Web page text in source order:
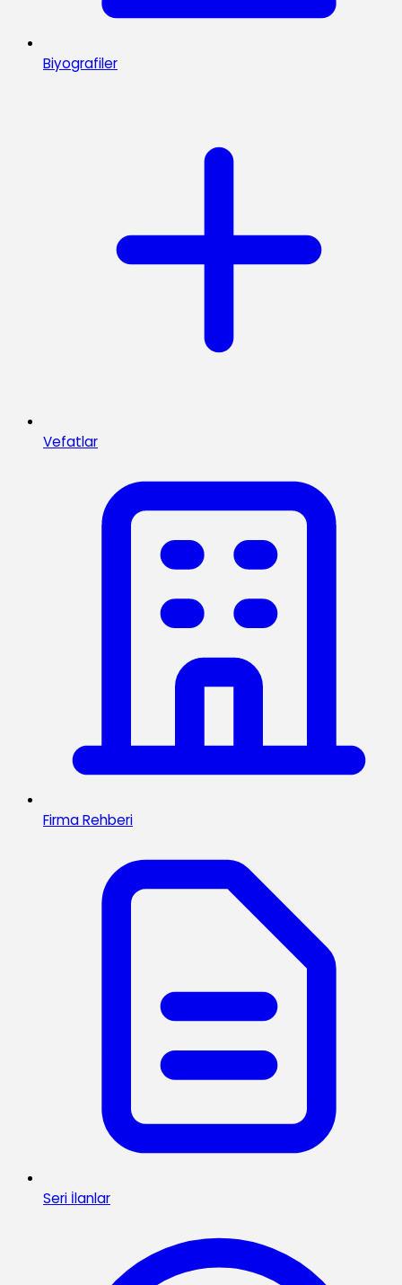
Biyografiler
Vefatlar
Firma Rehberi
Seri İlanlar